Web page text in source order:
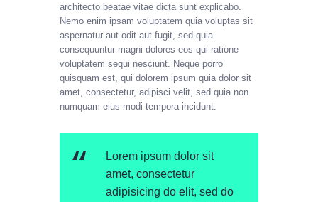
architecto beatae vitae dicta sunt explicabo.
Nemo enim ipsam voluptatem quia voluptas sit
aspernatur aut odit aut fugit, sed quia
consequuntur magni dolores eos qui ratione
voluptatem sequi nesciunt. Neque porro
quisquam est, qui dolorem ipsum quia dolor sit
amet, consectetur, adipisci velit, sed quia non
numquam eius modi tempora incidunt.
Lorem ipsum dolor sit
amet, consectetur
adipisicing do elit, sed do